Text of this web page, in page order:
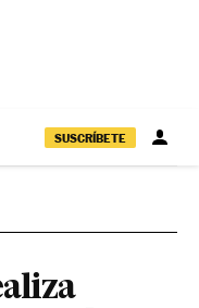
SUSCRÍBETE